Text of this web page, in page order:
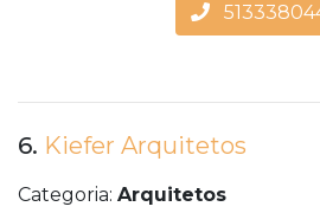
6. Kiefer Arquitetos
Categoria: Arquitetos